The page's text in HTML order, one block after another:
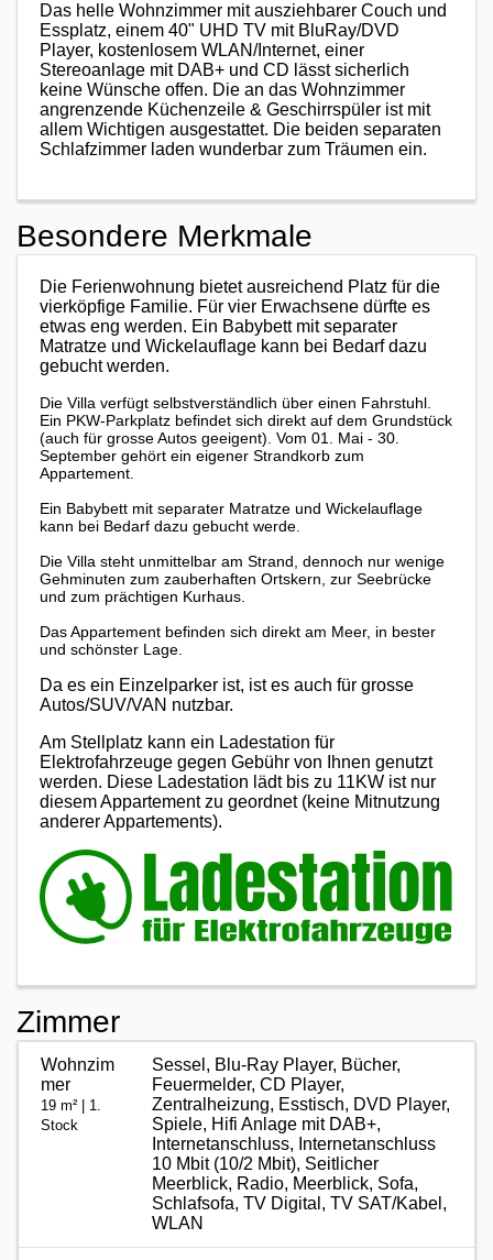
Das helle Wohnzimmer mit ausziehbarer Couch und
Essplatz, einem 40" UHD TV mit BluRay/DVD
Player, kostenlosem WLAN/Internet, einer
Stereoanlage mit DAB+ und CD lässt sicherlich
keine Wünsche offen. Die an das Wohnzimmer
angrenzende Küchenzeile & Geschirrspüler ist mit
allem Wichtigen ausgestattet. Die beiden separaten
Schlafzimmer laden wunderbar zum Träumen ein.
Besondere Merkmale
Die Ferienwohnung bietet ausreichend Platz für die
vierköpfige Familie. Für vier Erwachsene dürfte es
etwas eng werden. Ein Babybett mit separater
Matratze und Wickelauflage kann bei Bedarf dazu
gebucht werden.
Die Villa verfügt selbstverständlich über einen Fahrstuhl.
Ein PKW-Parkplatz befindet sich direkt auf dem Grundstück
(auch für grosse Autos geeigent). Vom 01. Mai - 30.
September gehört ein eigener Strandkorb zum
Appartement.
Ein Babybett mit separater Matratze und Wickelauflage
kann bei Bedarf dazu gebucht werde.
Die Villa steht unmittelbar am Strand, dennoch nur wenige
Gehminuten zum zauberhaften Ortskern, zur Seebrücke
und zum prächtigen Kurhaus.
Das Appartement befinden sich direkt am Meer, in bester
und schönster Lage.
Da es ein Einzelparker ist, ist es auch für grosse
Autos/SUV/VAN nutzbar.
Am Stellplatz kann ein Ladestation für
Elektrofahrzeuge gegen Gebühr von Ihnen genutzt
werden. Diese Ladestation lädt bis zu 11KW ist nur
diesem Appartement zu geordnet (keine Mitnutzung
anderer Appartements).
Zimmer
Wohnzim
mer
19 m² | 1.
Stock
Sessel, Blu-Ray Player, Bücher,
Feuermelder, CD Player,
Zentralheizung, Esstisch, DVD Player,
Spiele, Hifi Anlage mit DAB+,
Internetanschluss, Internetanschluss
10 Mbit (10/2 Mbit), Seitlicher
Meerblick, Radio, Meerblick, Sofa,
Schlafsofa, TV Digital, TV SAT/Kabel,
WLAN